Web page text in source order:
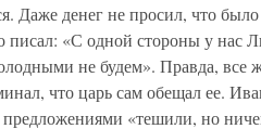
Даже денег не просил, что
«С одной стороны у нас
не будем». Правда, все
что царь сам обещал ее.
предложениями «тешили, но